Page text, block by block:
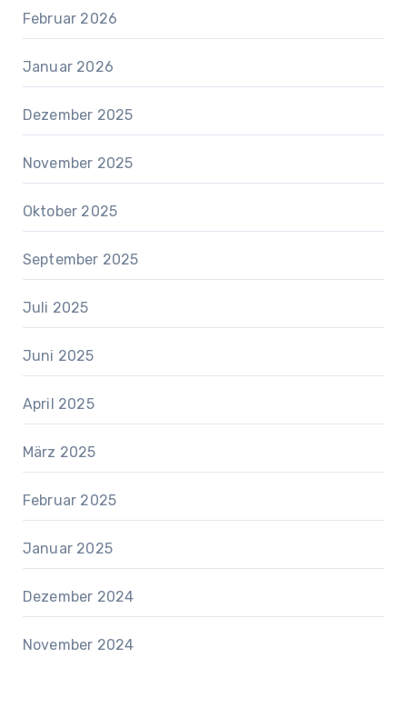
Februar 2026
Januar 2026
Dezember 2025
November 2025
Oktober 2025
September 2025
Juli 2025
Juni 2025
April 2025
März 2025
Februar 2025
Januar 2025
Dezember 2024
November 2024